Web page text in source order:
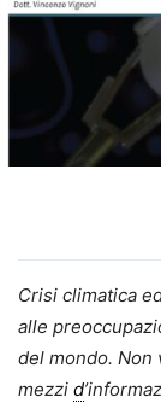
Crisi climatica
alle
del mondo. Non
mezzi d